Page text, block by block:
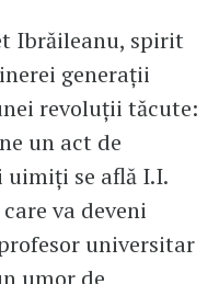
Ibrăileanu, spirit
generații
revoluții tăcute:
un act de
se află I.I.
va deveni
universitar